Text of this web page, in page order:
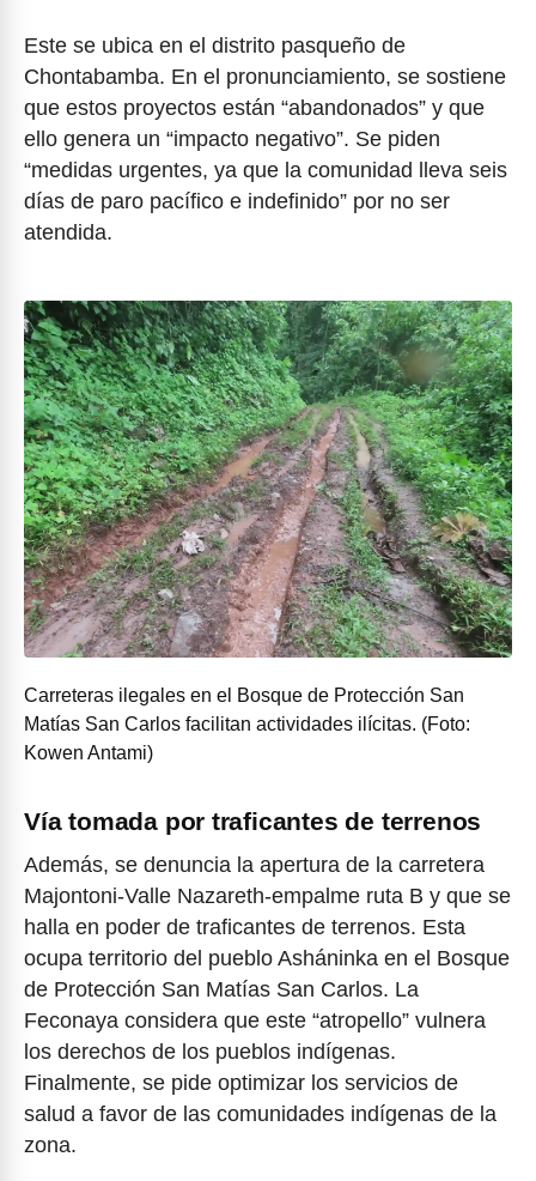
Este se ubica en el distrito pasqueño de
Chontabamba. En el pronunciamiento, se sostiene
que estos proyectos están “abandonados” y que
ello genera un “impacto negativo”. Se piden
“medidas urgentes, ya que la comunidad lleva seis
días de paro pacífico e indefinido” por no ser
atendida.
Carreteras ilegales en el Bosque de Protección San
Matías San Carlos facilitan actividades ilícitas. (Foto:
Kowen Antami)
Vía tomada por traficantes de terrenos
Además, se denuncia la apertura de la carretera
Majontoni-Valle Nazareth-empalme ruta B y que se
halla en poder de traficantes de terrenos. Esta
ocupa territorio del pueblo Asháninka en el Bosque
de Protección San Matías San Carlos. La
Feconaya considera que este “atropello” vulnera
los derechos de los pueblos indígenas.
Finalmente, se pide optimizar los servicios de
salud a favor de las comunidades indígenas de la
zona.